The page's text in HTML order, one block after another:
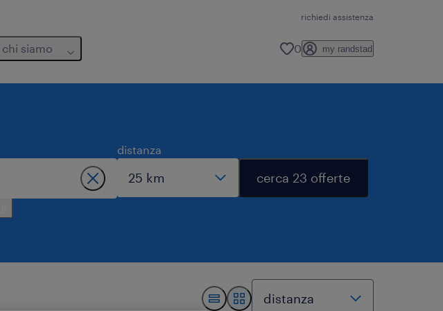
richiedi assistenza
chi siamo 0 my randstad
distanza
cerca 23 offerte